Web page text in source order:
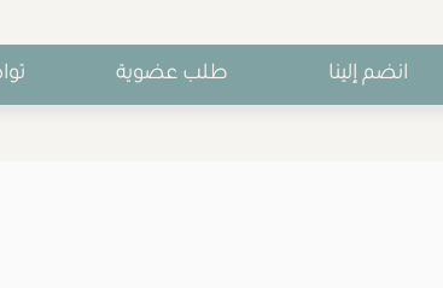
انضم إلينا طلب عضوية